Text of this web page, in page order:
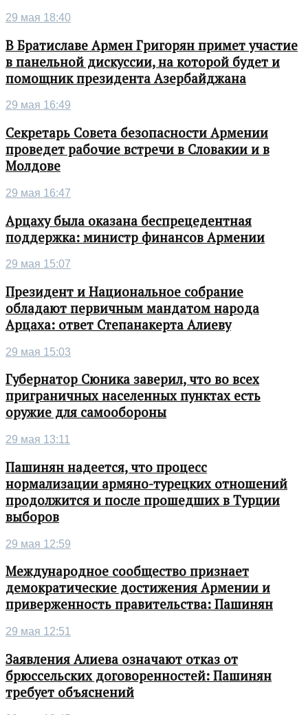
29 мая 18:40
В Братиславе Армен Григорян примет участие
в панельной дискуссии, на которой будет и
помощник президента Азербайджана
29 мая 16:49
Секретарь Совета безопасности Армении
проведет рабочие встречи в Словакии и в
Молдове
29 мая 16:47
Арцаху была оказана беспрецедентная
поддержка: министр финансов Армении
29 мая 15:07
Президент и Национальное собрание
обладают первичным мандатом народа
Арцаха: ответ Степанакерта Алиеву
29 мая 15:03
Губернатор Сюника заверил, что во всех
приграничных населенных пунктах есть
оружие для самообороны
29 мая 13:11
Пашинян надеется, что процесс
нормализации армяно-турецких отношений
продолжится и после прошедших в Турции
выборов
29 мая 12:59
Международное сообщество признает
демократические достижения Армении и
приверженность правительства: Пашинян
29 мая 12:51
Заявления Алиева означают отказ от
брюссельских договоренностей: Пашинян
требует объяснений